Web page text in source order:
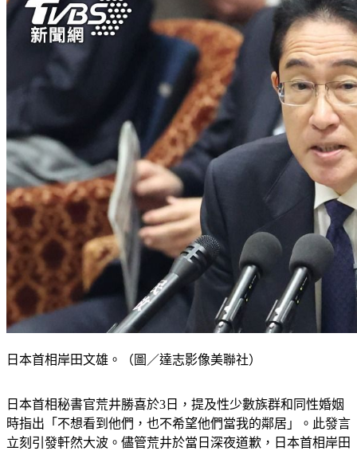
日本首相岸田文雄。（圖／達志影像美聯社）
日本首相秘書官荒井勝喜於3日，提及性少數族群和同性婚姻
時指出「不想看到他們，也不希望他們當我的鄰居」。此發言
立刻引發軒然大波。儘管荒井於當日深夜道歉，日本首相岸田